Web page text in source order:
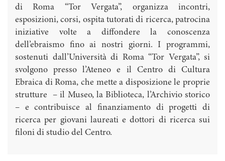
di Roma “Tor Vergata”, organizza incontri,
esposizioni, corsi, ospita tutorati di ricerca, patrocina
iniziative volte a diffondere la conoscenza
dell’ebraismo fino ai nostri giorni. I programmi,
sostenuti dall’Università di Roma “Tor Vergata”, si
svolgono presso l’Ateneo e il Centro di Cultura
Ebraica di Roma, che mette a disposizione le proprie
strutture – il Museo, la Biblioteca, l’Archivio storico
– e contribuisce al finanziamento di progetti di
ricerca per giovani laureati e dottori di ricerca sui
filoni di studio del Centro.